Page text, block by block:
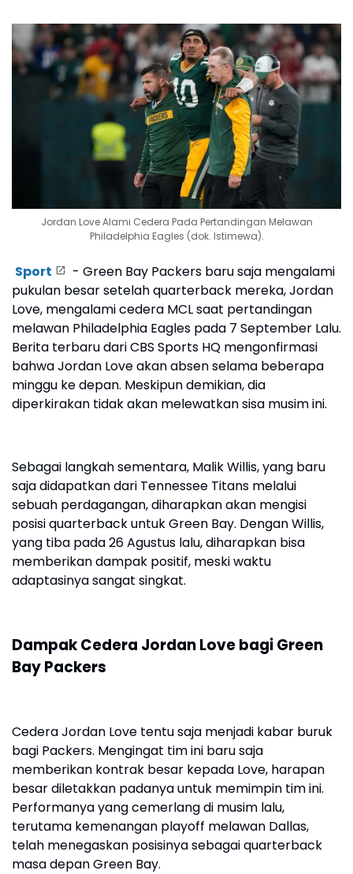
Jordan Love Alami Cedera Pada Pertandingan Melawan
Philadelphia Eagles (dok. Istimewa).
Sport
- Green Bay Packers baru saja mengalami
pukulan besar setelah quarterback mereka, Jordan
Love, mengalami cedera MCL saat pertandingan
melawan Philadelphia Eagles pada 7 September Lalu.
Berita terbaru dari CBS Sports HQ mengonfirmasi
bahwa Jordan Love akan absen selama beberapa
minggu ke depan. Meskipun demikian, dia
diperkirakan tidak akan melewatkan sisa musim ini.
Sebagai langkah sementara, Malik Willis, yang baru
saja didapatkan dari Tennessee Titans melalui
sebuah perdagangan, diharapkan akan mengisi
posisi quarterback untuk Green Bay. Dengan Willis,
yang tiba pada 26 Agustus lalu, diharapkan bisa
memberikan dampak positif, meski waktu
adaptasinya sangat singkat.
Dampak Cedera Jordan Love bagi Green
Bay Packers
Cedera Jordan Love tentu saja menjadi kabar buruk
bagi Packers. Mengingat tim ini baru saja
memberikan kontrak besar kepada Love, harapan
besar diletakkan padanya untuk memimpin tim ini.
Performanya yang cemerlang di musim lalu,
terutama kemenangan playoff melawan Dallas,
telah menegaskan posisinya sebagai quarterback
masa depan Green Bay.